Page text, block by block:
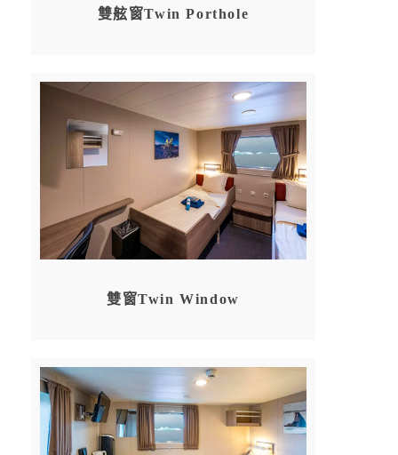
雙舷窗Twin Porthole
雙窗Twin Window